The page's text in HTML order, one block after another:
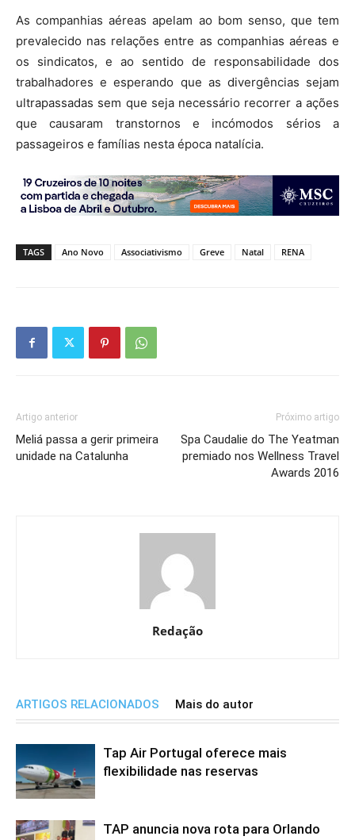
As companhias aéreas apelam ao bom senso, que tem
prevalecido nas relações entre as companhias aéreas e
os sindicatos, e ao sentido de responsabilidade dos
trabalhadores e esperando que as divergências sejam
ultrapassadas sem que seja necessário recorrer a ações
que causaram transtornos e incómodos sérios a
passageiros e famílias nesta época natalícia.
TAGS Ano Novo Associativismo Greve Natal RENA
Artigo anterior
Meliá passa a gerir primeira
unidade na Catalunha
Próximo artigo
Spa Caudalie do The Yeatman
premiado nos Wellness Travel
Awards 2016
Redação
ARTIGOS RELACIONADOS Mais do autor
Tap Air Portugal oferece mais
flexibilidade nas reservas
TAP anuncia nova rota para Orlando